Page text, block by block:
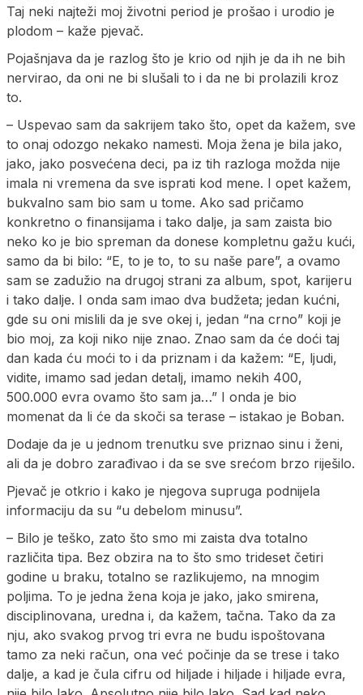
Taj neki najteži moj životni period je prošao i urodio je
plodom – kaže pjevač.
Pojašnjava da je razlog što je krio od njih je da ih ne bih
nervirao, da oni ne bi slušali to i da ne bi prolazili kroz
to.
– Uspevao sam da sakrijem tako što, opet da kažem, sve
to onaj odozgo nekako namesti. Moja žena je bila jako,
jako, jako posvećena deci, pa iz tih razloga možda nije
imala ni vremena da sve isprati kod mene. I opet kažem,
bukvalno sam bio sam u tome. Ako sad pričamo
konkretno o finansijama i tako dalje, ja sam zaista bio
neko ko je bio spreman da donese kompletnu gažu kući,
samo da bi bilo: “E, to je to, to su naše pare”, a ovamo
sam se zadužio na drugoj strani za album, spot, karijeru
i tako dalje. I onda sam imao dva budžeta; jedan kućni,
gde su oni mislili da je sve okej i, jedan “na crno” koji je
bio moj, za koji niko nije znao. Znao sam da će doći taj
dan kada ću moći to i da priznam i da kažem: “E, ljudi,
vidite, imamo sad jedan detalj, imamo nekih 400,
500.000 evra ovamo što sam ja…” I onda je bio
momenat da li će da skoči sa terase – istakao je Boban.
Dodaje da je u jednom trenutku sve priznao sinu i ženi,
ali da je dobro zarađivao i da se sve srećom brzo riješilo.
Pjevač je otkrio i kako je njegova supruga podnijela
informaciju da su “u debelom minusu”.
– Bilo je teško, zato što smo mi zaista dva totalno
različita tipa. Bez obzira na to što smo trideset četiri
godine u braku, totalno se razlikujemo, na mnogim
poljima. To je jedna žena koja je jako, jako smirena,
disciplinovana, uredna i, da kažem, tačna. Tako da za
nju, ako svakog prvog tri evra ne budu ispoštovana
tamo za neki račun, ona već počinje da se trese i tako
dalje, a kad je čula cifru od hiljade i hiljade i hiljade evra,